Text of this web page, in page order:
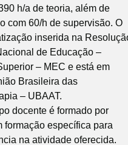
h/a de teoria, além de
com 60/h de supervisão. O
inserida na
de Educação –
– MEC e está em
Brasileira das
– UBAAT.
docente é formado por
formação específica para
na atividade oferecida.